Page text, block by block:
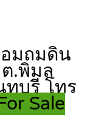
มถมดิน
.พิมล
ทบุรี โทร
Sale